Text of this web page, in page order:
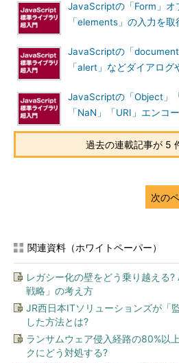
JavaScriptの「Form」オ
「elements」の入力を
JavaScriptの「
「alert」などダイアロ
JavaScriptの「Object」
「NaN」「URI」エンコ
過去の連載記事が 5
次の
関連資料（ホワイトペーパー）
レガシー化の壁をどう乗り越える
戦略」の考え方
JR西日本ITソリューションズが「
した方法とは?
ランサムウェア侵入経路の80%以
クにどう対処する?